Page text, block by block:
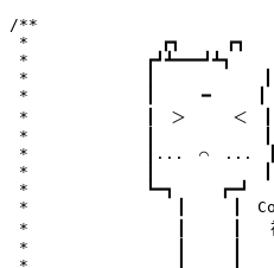
/**
* 　　　　　　　　┏┓　　　┏┓
* 　　　　　　　┏┛┻━━━┛┻┓
* 　　　　　　　┃　　　　　　
* 　　　　　　　┃　　　━　　　┃
* 　　　　　　　┃　＞　　　＜　┃
* 　　　　　　　┃　　　　　　　┃
* 　　　　　　　┃...　⌒　...　┃
* 　　　　　　　┃　　　　　　　┃
* 　　　　　　　┗━┓　　　┏━┛
* 　　　　　　　　　┃
* 　　　　　　　　　┃　　　┃
* 　　　　　　　　